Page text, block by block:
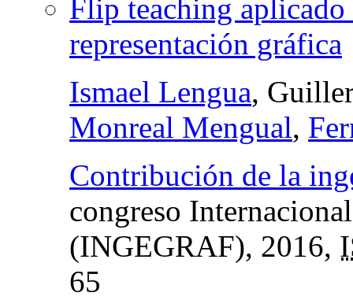
Flip teaching aplicado
representación gráfica
Ismael Lengua,
Monreal Mengual,
Contribución de la
congreso
(INGEGRAF), 2016,
65